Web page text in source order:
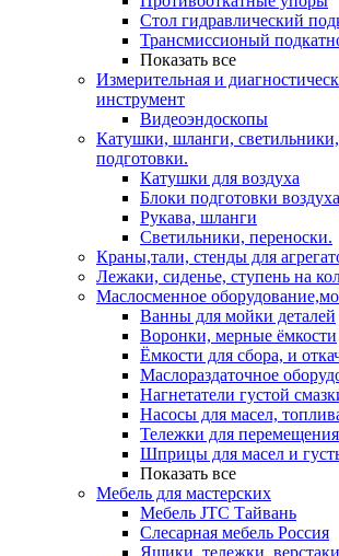
Стол гидравлический
Трансмиссионый
Показать все
Измерительная и
инструмент
Видеоэндоскопы
Катушки, шланги,
подготовки.
Катушки для воздуха
Блоки подготовки воздуха
Рукава, шланги
Светильники, переноски.
Краны,тали, стенды для
Лежаки, сиденье, ступень на
Маслосменное
Ванны для мойки деталей
Воронки, мерные ёмкости
Ёмкости для сбора, и
Маслораздаточное
Нагнетатели густой
Насосы для масел,
Тележки для
Шприцы для масел и
Показать все
Мебель для мастерских
Мебель JTC Тайвань
Слесарная мебель Россия